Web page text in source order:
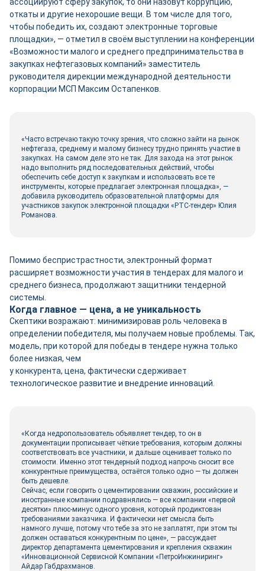
откаты и другие нехорошие вещи. В том числе для того,
чтобы победить их, создают электронные торговые
площадки», — отметил в своём выступлении на конференции
«Возможности малого и среднего предпринимательства в
закупках нефтегазовых компаний» заместитель
руководителя дирекции международной деятельности
корпорации МСП Максим Остапенков.
«Часто встречаю такую точку зрения, что сложно зайти на рынок
нефтегаза, среднему и малому бизнесу трудно принять участие в
закупках. На самом деле это не так. Для захода на этот рынок
надо выполнить ряд последовательных действий, чтобы
обеспечить себе доступ к закупкам и использовать все те
инструменты, которые предлагает электронная площадка», —
добавила руководитель образовательной платформы для
участников закупок электронной площадки «РТС-тендер» Юлия
Романова.
Помимо беспристрастности, электронный формат
расширяет возможности участия в тендерах для малого и
среднего бизнеса, продолжают защитники тендерной
системы.
Когда главное — цена, а не уникальность
Скептики возражают: минимизировав роль человека в
определении победителя, мы получаем новые проблемы. Так,
модель, при которой для победы в тендере нужна только
более низкая, чем
у конкурента, цена, фактически сдерживает
технологическое развитие и внедрение инноваций.
«Когда недропользователь объявляет тендер, то он в
документации прописывает чёткие требования, которым должны
соответствовать все участники, и дальше оценивает только по
стоимости. Именно этот тендерный подход напрочь сносит все
конкурентные преимущества, остаётся только одно — ты должен
быть дешевле.
Сейчас, если говорить о цементировании скважин, российские и
иностранные компании подравнялись — все компании «первой
десятки» плюс-минус одного уровня, который продиктован
требованиями заказчика. И фактически нет смысла быть
намного лучше, потому что тебе за это не заплатят, при этом ты
должен оставаться конкурентным по цене», — рассуждает
директор департамента цементирования и крепления скважин
«Инновационной Сервисной Компании «ПетроИнжиниринг»
Айдар Габдрахманов.